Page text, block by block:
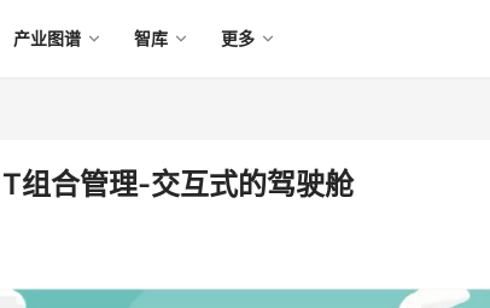
产业图谱 智库 更多
组合管理-交互式的驾驶舱